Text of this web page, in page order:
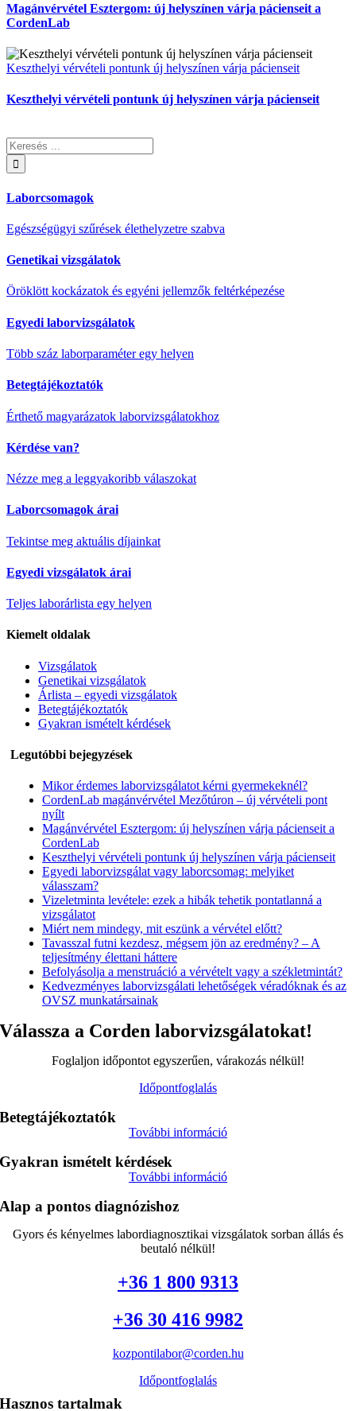
Magánvérvétel Esztergom: új helyszínen várja pácienseit a
CordenLab
Keszthelyi vérvételi pontunk új helyszínen várja pácienseit
Keszthelyi vérvételi pontunk új helyszínen várja pácienseit
Keresés:
Laborcsomagok
Egészségügyi szűrések élethelyzetre szabva
Genetikai vizsgálatok
Öröklött kockázatok és egyéni jellemzők feltérképezése
Egyedi laborvizsgálatok
Több száz laborparaméter egy helyen
Betegtájékoztatók
Érthető magyarázatok laborvizsgálatokhoz
Kérdése van?
Nézze meg a leggyakoribb válaszokat
Laborcsomagok árai
Tekintse meg aktuális díjainkat
Egyedi vizsgálatok árai
Teljes laborárlista egy helyen
Kiemelt oldalak
Vizsgálatok
Genetikai vizsgálatok
Árlista – egyedi vizsgálatok
Betegtájékoztatók
Gyakran ismételt kérdések
Legutóbbi bejegyzések
Mikor érdemes laborvizsgálatot kérni gyermekeknél?
CordenLab magánvérvétel Mezőtúron – új vérvételi pont
nyílt
Magánvérvétel Esztergom: új helyszínen várja pácienseit a
CordenLab
Keszthelyi vérvételi pontunk új helyszínen várja pácienseit
Egyedi laborvizsgálat vagy laborcsomag: melyiket
válasszam?
Vizeletminta levétele: ezek a hibák tehetik pontatlanná a
vizsgálatot
Miért nem mindegy, mit eszünk a vérvétel előtt?
Tavasszal futni kezdesz, mégsem jön az eredmény? – A
teljesítmény élettani háttere
Befolyásolja a menstruáció a vérvételt vagy a székletmintát?
Kedvezményes laborvizsgálati lehetőségek véradóknak és az
OVSZ munkatársainak
Válassza a Corden labor­­­vizsgálatokat!
Foglaljon időpontot egyszerűen, várakozás nélkül!
Időpontfoglalás
Betegtájékoztatók
További információ
Gyakran ismételt kérdések
További információ
Alap a pontos diagnózishoz
Gyors és kényelmes labordiagnosztikai vizsgálatok sorban állás és
beutaló nélkül!
+36 1 800 9313
+36 30 416 9982
kozpontilabor@corden.hu
Időpontfoglalás
Hasznos tartalmak